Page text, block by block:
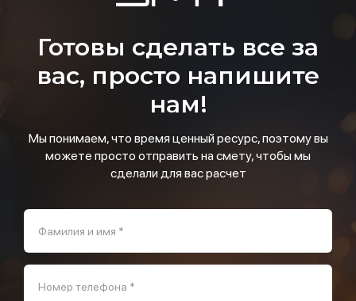
Готовы сделать все за
вас, просто напишите
нам!
Мы понимаем, что время ценный ресурс, поэтому вы
можете просто отправить на смету, чтобы мы
сделали для вас расчет
Фамилия и имя *
Номер телефона *